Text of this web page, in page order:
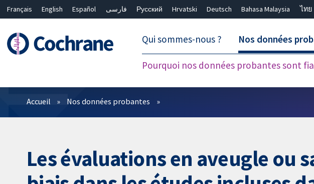
Français English Español فارسی Русский Hrvatski Deutsch Bahasa Malaysia
ไทย
Qui sommes-nous ? Nos données
Pourquoi nos données probantes sont
Filtres
Accueil Nos données probantes
Les évaluations en aveugle ou